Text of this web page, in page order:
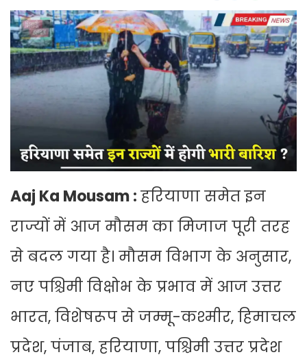
Aaj Ka Mousam :हरियाणा समेत इन
राज्यों में आज मौसम का मिजाज पूरी तरह
से बदल गया है। मौसम विभाग के अनुसार,
नए पश्चिमी विक्षोभ के प्रभाव में आज उत्तर
भारत, विशेषरूप से जम्मू-कश्मीर, हिमाचल
प्रदेश, पंजाब, हरियाणा, पश्चिमी उत्तर प्रदेश